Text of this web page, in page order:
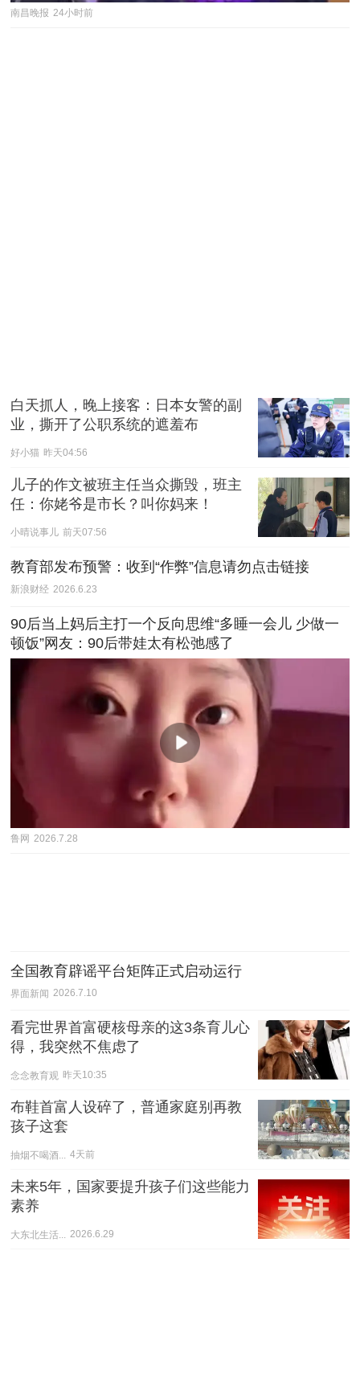
南昌晚报 24小时前
白天抓人，晚上接客：日本女警的副
业，撕开了公职系统的遮羞布
好小猫 昨天04:56
儿子的作文被班主任当众撕毁，班主
任：你姥爷是市长？叫你妈来！
小晴说事儿 前天07:56
教育部发布预警：收到“作弊”信息请勿点击链接
新浪财经 2026.6.23
90后当上妈后主打一个反向思维“多睡一会儿 少做一
顿饭”网友：90后带娃太有松弛感了
鲁网 2026.7.28
全国教育辟谣平台矩阵正式启动运行
界面新闻 2026.7.10
看完世界首富硬核母亲的这3条育儿心
得，我突然不焦虑了
念念教育观 昨天10:35
布鞋首富人设碎了，普通家庭别再教
孩子这套
抽烟不喝酒... 4天前
未来5年，国家要提升孩子们这些能力
素养
大东北生活... 2026.6.29